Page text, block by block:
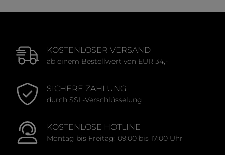
KOSTENLOSER VERSAND
ab einem Bestellwert von EUR 34,-
SICHERE ZAHLUNG
durch SSL-Verschlüsselung
KOSTENLOSE HOTLINE
Montag bis Freitag: 09:00 bis 17:00 Uhr